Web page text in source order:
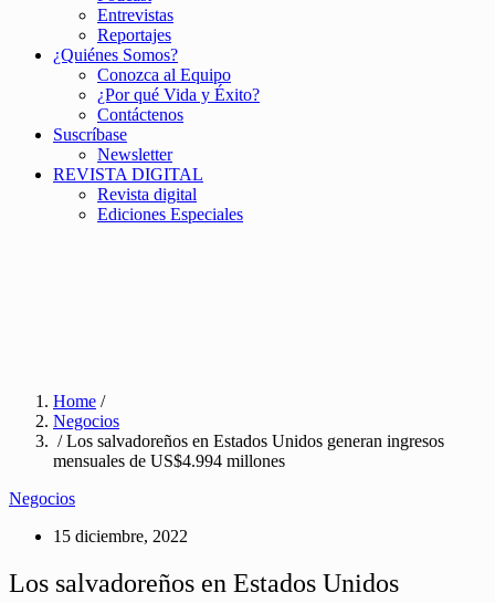
Entrevistas
Reportajes
¿Quiénes Somos?
Conozca al Equipo
¿Por qué Vida y Éxito?
Contáctenos
Suscríbase
Newsletter
REVISTA DIGITAL
Revista digital
Ediciones Especiales
Home /
Negocios
/ Los salvadoreños en Estados Unidos generan ingresos
mensuales de US$4.994 millones
Negocios
15 diciembre, 2022
Los salvadoreños en Estados Unidos